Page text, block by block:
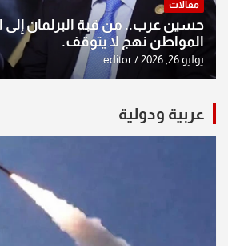
مقالات
حسين عرب.. من قبة البرلمان إلى
المواطن نهج لا يتوقف.
يوليو 26, 2026 editor
عربية ودولية